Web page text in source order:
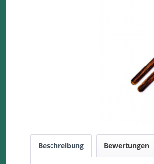
Beschreibung Bewertungen